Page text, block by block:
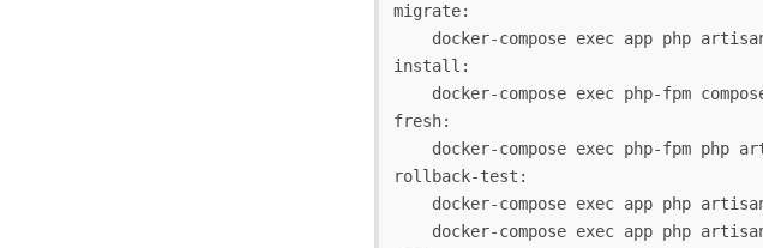
migrate:
install:
fresh:
rollback-test: